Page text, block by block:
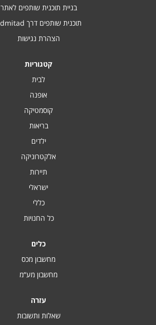
בניית תוכנית שותפים לאתר
תוכנית שותפים דרך Admitad
הצהרת נגישות
קטגוריות
לבית
אופנה
קוסמטיקה
בריאות
ילדים
אלקטרוניקה
תיירות
ישראלי
כללי
כל החנויות
כלים
מחשבון מכס
מחשבון מע“מ
עזרה
שאלות ותשובות